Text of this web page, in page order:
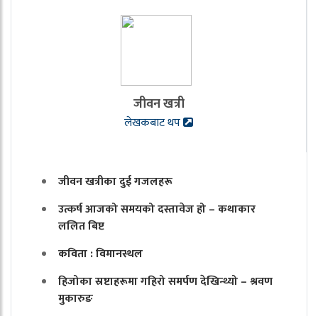
जीवन खत्री
लेखकबाट थप
जीवन खत्रीका दुई गजलहरू
उत्कर्ष आजको समयको दस्तावेज हो – कथाकार
ललित बिष्ट
कविता : विमानस्थल
हिजोका स्रष्टाहरूमा गहिरो समर्पण देखिन्थ्यो – श्रवण
मुकारुङ